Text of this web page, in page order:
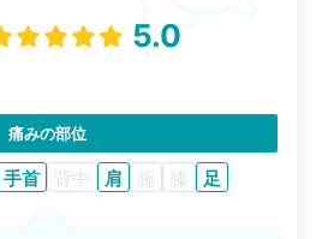
5.0
痛みの部位
手首 背中 肩 腕 膝 足